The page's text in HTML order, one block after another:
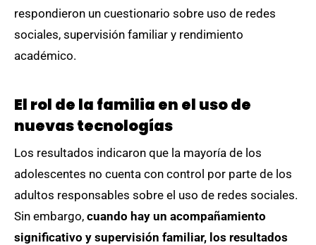
respondieron un cuestionario sobre uso de redes
sociales, supervisión familiar y rendimiento
académico.
El rol de la familia en el uso de
nuevas tecnologías
Los resultados indicaron que la mayoría de los
adolescentes no cuenta con control por parte de los
adultos responsables sobre el uso de redes sociales.
Sin embargo, cuando hay un acompañamiento
significativo y supervisión familiar, los resultados